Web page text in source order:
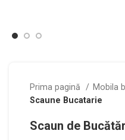
Prima pagină
Mobila
Scaune Bucatarie
Scaun de